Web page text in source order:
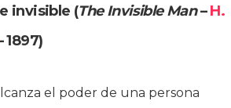
invisible (The Invisible Man–H.
1897)
el poder de una persona